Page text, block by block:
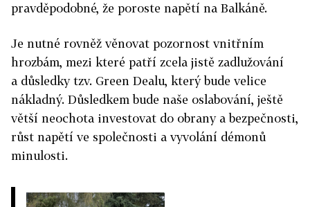
pravděpodobné, že poroste napětí na Balkáně.
Je nutné rovněž věnovat pozornost vnitřním
hrozbám, mezi které patří zcela jistě zadlužování
a důsledky tzv. Green Dealu, který bude velice
nákladný. Důsledkem bude naše oslabování, ještě
větší neochota investovat do obrany a bezpečnosti,
růst napětí ve společnosti a vyvolání démonů
minulosti.